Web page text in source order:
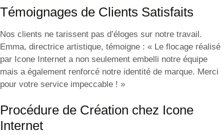
Témoignages de Clients Satisfaits
Nos clients ne tarissent pas d’éloges sur notre travail.
Emma, directrice artistique, témoigne : « Le flocage réalisé
par Icone Internet a non seulement embelli notre équipe
mais a également renforcé notre identité de marque. Merci
pour votre service impeccable ! »
Procédure de Création chez Icone
Internet